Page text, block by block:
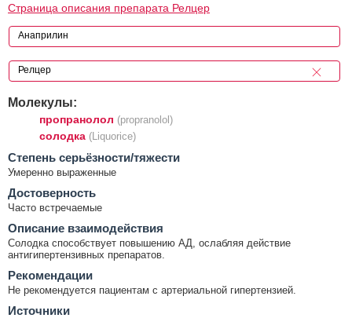
Страница описания препарата Релцер
Молекулы:
пропранолол (propranolol)
солодка (Liquorice)
Cтепень серьёзности/тяжести
Умеренно выраженные
Достоверность
Часто встречаемые
Описание взаимодействия
Солодка способствует повышению АД, ослабляя действие
антигипертензивных препаратов.
Рекомендации
Не рекомендуется пациентам с артериальной гипертензией.
Источники